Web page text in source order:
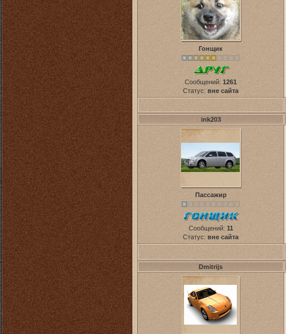
Гонщик
Сообщений: 1261
Статус: вне сайта
ink203
Пассажир
Сообщений: 11
Статус: вне сайта
Dmitrijs